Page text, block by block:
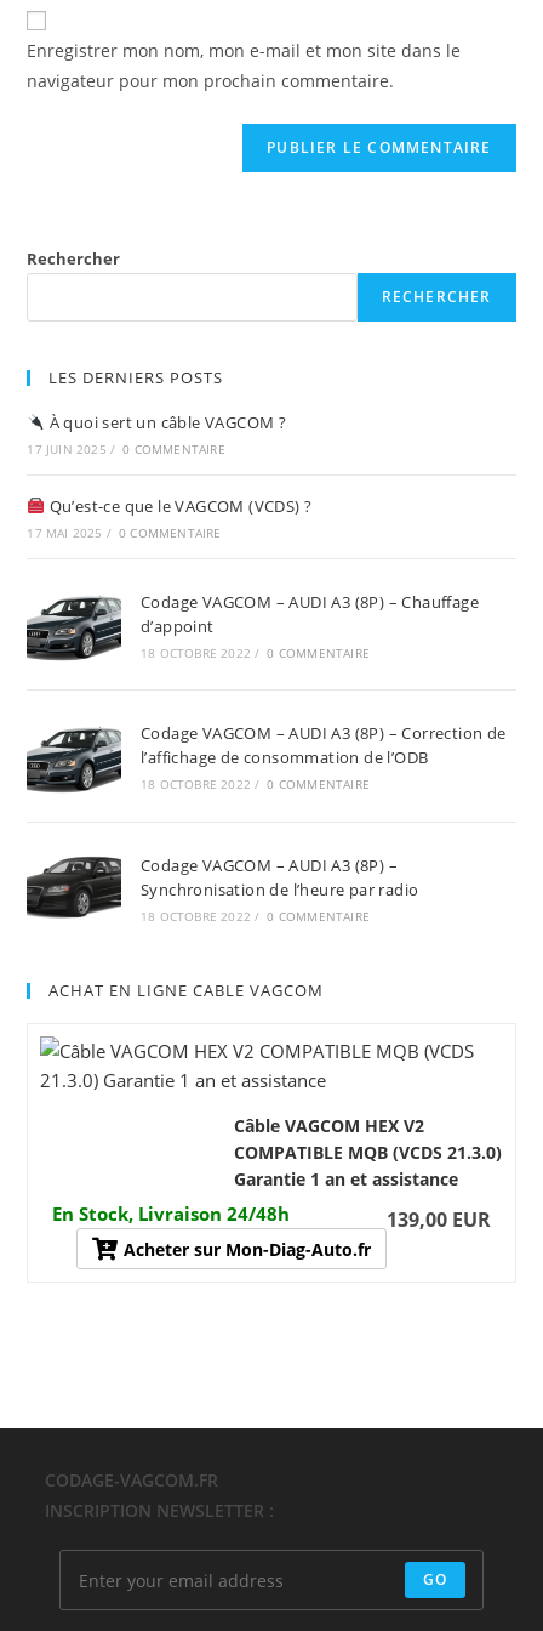
comment
website
URL
(optional)
Enregistrer mon nom, mon e-mail et mon site dans le
navigateur pour mon prochain commentaire.
Rechercher
RECHERCHER
LES DERNIERS POSTS
À quoi sert un câble VAGCOM ?
17 JUIN 2025 / 0 COMMENTAIRE
Qu’est-ce que le VAGCOM (VCDS) ?
17 MAI 2025 / 0 COMMENTAIRE
Codage VAGCOM – AUDI A3 (8P) – Chauffage
d’appoint
18 OCTOBRE 2022 / 0 COMMENTAIRE
Codage VAGCOM – AUDI A3 (8P) – Correction de
l’affichage de consommation de l’ODB
18 OCTOBRE 2022 / 0 COMMENTAIRE
Codage VAGCOM – AUDI A3 (8P) –
Synchronisation de l’heure par radio
18 OCTOBRE 2022 / 0 COMMENTAIRE
ACHAT EN LIGNE CABLE VAGCOM
Câble VAGCOM HEX V2
COMPATIBLE MQB (VCDS 21.3.0)
Garantie 1 an et assistance
En Stock, Livraison 24/48h 139,00 EUR
Acheter sur Mon-Diag-Auto.fr
CODAGE-VAGCOM.FR
INSCRIPTION NEWSLETTER :
GO